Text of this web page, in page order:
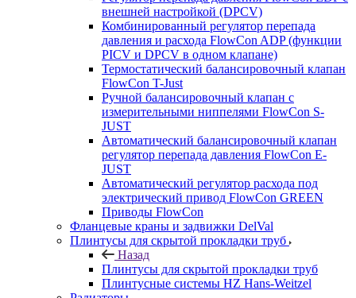
внешней настройкой (DPCV)
Комбинированный регулятор перепада
давления и расхода FlowСon ADP (функции
PICV и DPCV в одном клапане)
Термостатический балансировочный клапан
FlowСon T-Just
Ручной балансировочный клапан с
измерительными ниппелями FlowСon S-
JUST
Автоматический балансировочный клапан
регулятор перепада давления FlowСon E-
JUST
Автоматический регулятор расхода под
электрический привод FlowСon GREEN
Приводы FlowCon
Фланцевые краны и задвижки DelVal
Плинтусы для скрытой прокладки труб
Назад
Плинтусы для скрытой прокладки труб
Плинтусные системы HZ Hans-Weitzel